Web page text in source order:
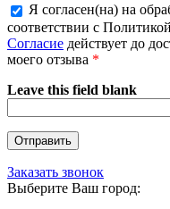
Я согласен(на) на
соответствии с
Согласие действует до
моего отзыва *
Leave this field blank
Заказать звонок
Выберите Ваш город: